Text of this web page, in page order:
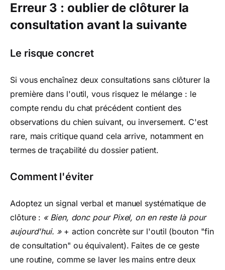
Erreur 3 : oublier de clôturer la
consultation avant la suivante
Le risque concret
Si vous enchaînez deux consultations sans clôturer la
première dans l'outil, vous risquez le mélange : le
compte rendu du chat précédent contient des
observations du chien suivant, ou inversement. C'est
rare, mais critique quand cela arrive, notamment en
termes de traçabilité du dossier patient.
Comment l'éviter
Adoptez un signal verbal et manuel systématique de
clôture : « Bien, donc pour Pixel, on en reste là pour
aujourd'hui. »+ action concrète sur l'outil (bouton "fin
de consultation" ou équivalent). Faites de ce geste
une routine, comme se laver les mains entre deux